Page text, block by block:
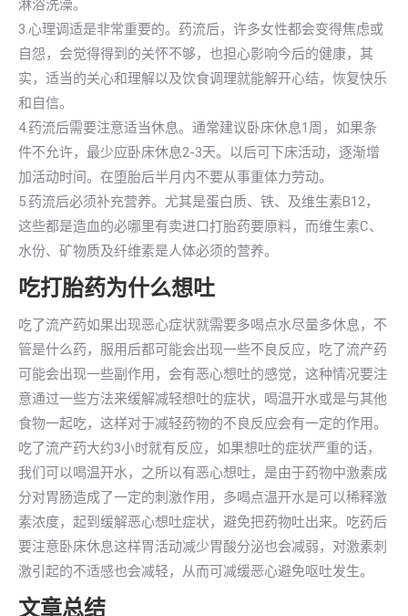
淋浴洗澡。
3.心理调适是非常重要的。药流后，许多女性都会变得焦虑或
自怨，会觉得得到的关怀不够，也担心影响今后的健康，其
实，适当的关心和理解以及饮食调理就能解开心结，恢复快乐
和自信。
4.药流后需要注意适当休息。通常建议卧床休息1周，如果条
件不允许，最少应卧床休息2-3天。以后可下床活动，逐渐增
加活动时间。在堕胎后半月内不要从事重体力劳动。
5.药流后必须补充营养。尤其是蛋白质、铁、及维生素B12，
这些都是造血的必哪里有卖进口打胎药要原料，而维生素C、
水份、矿物质及纤维素是人体必须的营养。
吃打胎药为什么想吐
吃了流产药如果出现恶心症状就需要多喝点水尽量多休息，不
管是什么药，服用后都可能会出现一些不良反应，吃了流产药
可能会出现一些副作用，会有恶心想吐的感觉，这种情况要注
意通过一些方法来缓解减轻想吐的症状，喝温开水或是与其他
食物一起吃，这样对于减轻药物的不良反应会有一定的作用。
吃了流产药大约3小时就有反应，如果想吐的症状严重的话，
我们可以喝温开水，之所以有恶心想吐，是由于药物中激素成
分对胃肠造成了一定的刺激作用，多喝点温开水是可以稀释激
素浓度，起到缓解恶心想吐症状，避免把药物吐出来。吃药后
要注意卧床休息这样胃活动减少胃酸分泌也会减弱，对激素刺
激引起的不适感也会减轻，从而可减缓恶心避免呕吐发生。
文章总结